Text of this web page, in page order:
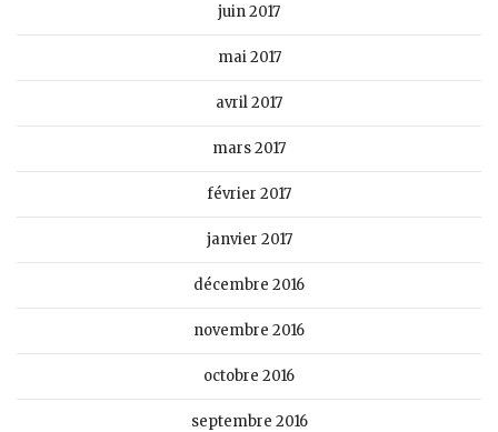
juin 2017
mai 2017
avril 2017
mars 2017
février 2017
janvier 2017
décembre 2016
novembre 2016
octobre 2016
septembre 2016